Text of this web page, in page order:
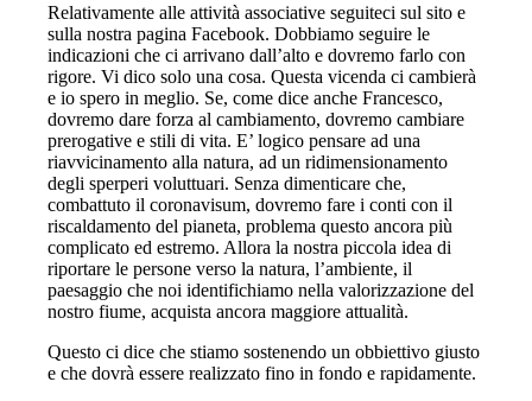
Relativamente alle attività associative seguiteci sul sito e
sulla nostra pagina Facebook. Dobbiamo seguire le
indicazioni che ci arrivano dall’alto e dovremo farlo con
rigore. Vi dico solo una cosa. Questa vicenda ci cambierà
e io spero in meglio. Se, come dice anche Francesco,
dovremo dare forza al cambiamento, dovremo cambiare
prerogative e stili di vita. E’ logico pensare ad una
riavvicinamento alla natura, ad un ridimensionamento
degli sperperi voluttuari. Senza dimenticare che,
combattuto il coronavisum, dovremo fare i conti con il
riscaldamento del pianeta, problema questo ancora più
complicato ed estremo. Allora la nostra piccola idea di
riportare le persone verso la natura, l’ambiente, il
paesaggio che noi identifichiamo nella valorizzazione del
nostro fiume, acquista ancora maggiore attualità.
Questo ci dice che stiamo sostenendo un obbiettivo giusto
e che dovrà essere realizzato fino in fondo e rapidamente.